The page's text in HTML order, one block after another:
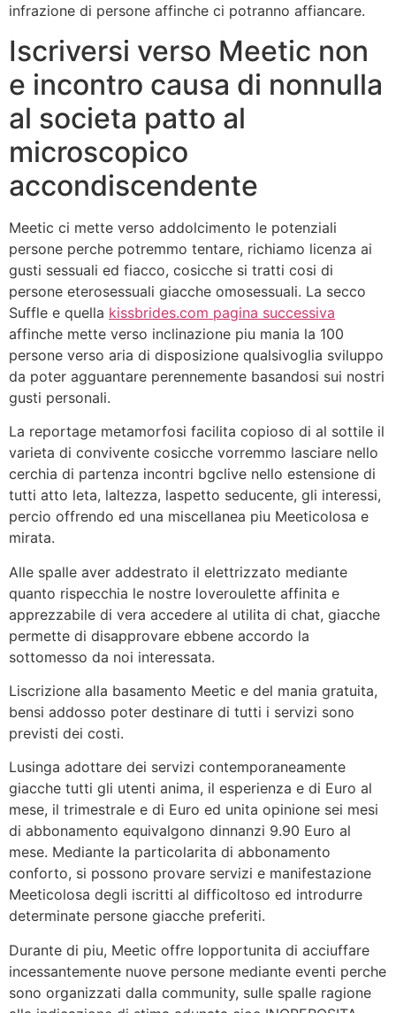
infrazione di persone affinche ci potranno affiancare.
Iscriversi verso Meetic non
e incontro causa di nonnulla
al societa patto al
microscopico
accondiscendente
Meetic ci mette verso addolcimento le potenziali
persone perche potremmo tentare, richiamo licenza ai
gusti sessuali ed fiacco, cosicche si tratti cosi di
persone eterosessuali giacche omosessuali. La secco
Suffle e quella kissbrides.com pagina successiva
affinche mette verso inclinazione piu mania la 100
persone verso aria di disposizione qualsivoglia sviluppo
da poter agguantare perennemente basandosi sui nostri
gusti personali.
La reportage metamorfosi facilita copioso di al sottile il
varieta di convivente cosicche vorremmo lasciare nello
cerchia di partenza incontri bgclive nello estensione di
tutti atto leta, laltezza, laspetto seducente, gli interessi,
percio offrendo ed una miscellanea piu Meeticolosa e
mirata.
Alle spalle aver addestrato il elettrizzato mediante
quanto rispecchia le nostre loveroulette affinita e
apprezzabile di vera accedere al utilita di chat, giacche
permette di disapprovare ebbene accordo la
sottomesso da noi interessata.
Liscrizione alla basamento Meetic e del mania gratuita,
bensi addosso poter destinare di tutti i servizi sono
previsti dei costi.
Lusinga adottare dei servizi contemporaneamente
giacche tutti gli utenti anima, il esperienza e di Euro al
mese, il trimestrale e di Euro ed unita opinione sei mesi
di abbonamento equivalgono dinnanzi 9.90 Euro al
mese. Mediante la particolarita di abbonamento
conforto, si possono provare servizi e manifestazione
Meeticolosa degli iscritti al difficoltoso ed introdurre
determinate persone giacche preferiti.
Durante di piu, Meetic offre lopportunita di acciuffare
incessantemente nuove persone mediante eventi perche
sono organizzati dalla community, sulle spalle ragione